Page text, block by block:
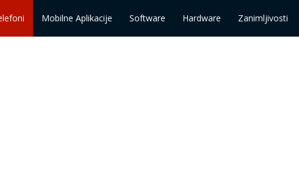
Mobilne Aplikacije Software Hardware Zanimljivosti